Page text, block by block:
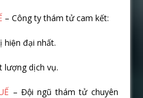
– Công ty thám tử cam kết:
hiện đại nhất.
lượng dịch vụ.
– Đội ngũ thám tử chuyên